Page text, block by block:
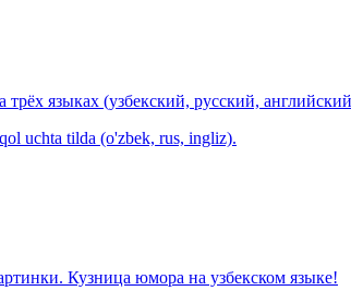
языках (узбекский, русский,
uchta tilda (o'zbek, rus, ingliz).
Кузница юмора на узбекском языке!